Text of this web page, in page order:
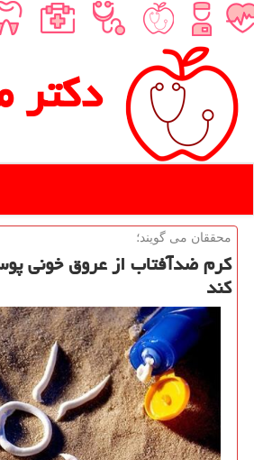
دكتر
محققان می گویند؛
كرم ضدآفتاب از عروق خونی
كند